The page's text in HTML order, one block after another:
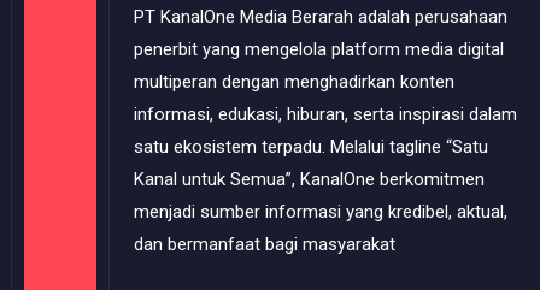
PT KanalOne Media Berarah adalah perusahaan
penerbit yang mengelola platform media digital
multiperan dengan menghadirkan konten
informasi, edukasi, hiburan, serta inspirasi dalam
satu ekosistem terpadu. Melalui tagline “Satu
Kanal untuk Semua”, KanalOne berkomitmen
menjadi sumber informasi yang kredibel, aktual,
dan bermanfaat bagi masyarakat